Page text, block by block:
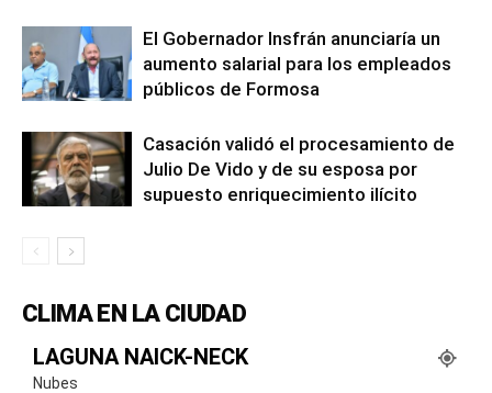
El Gobernador Insfrán anunciaría un
aumento salarial para los empleados
públicos de Formosa
Casación validó el procesamiento de
Julio De Vido y de su esposa por
supuesto enriquecimiento ilícito
CLIMA EN LA CIUDAD
LAGUNA NAICK-NECK
Nubes